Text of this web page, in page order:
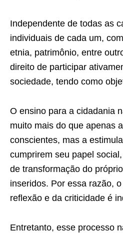
Independente de todas as
individuais de cada um,
etnia, patrimônio, entre
direito de participar
sociedade, tendo como
O ensino para a cidadania
muito mais do que apenas
conscientes, mas a
cumprirem seu papel
de transformação do
inseridos. Por essa razão,
reflexão e da criticidade é
Entretanto, esse processo